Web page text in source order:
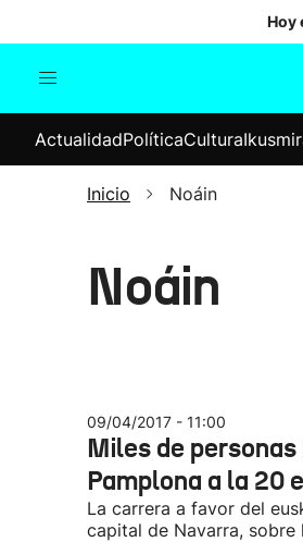
Hoy
Internacional
ActualidadPolíticaCultura
Inicio Noáin
Noáin
09/04/2017 - 11:00
Miles de
Pamplona a la 20
La carrera a favor del
capital de Navarra, sobre